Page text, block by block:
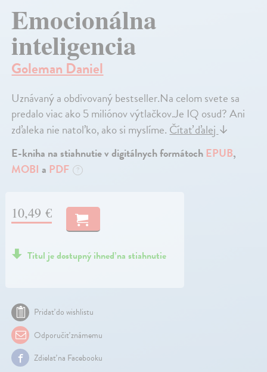
Emocionálna
inteligencia
Goleman Daniel
Uznávaný a obdivovaný bestseller.Na celom svete sa
predalo viac ako 5 miliónov výtlačkov.Je IQ osud? Ani
zďaleka nie natoľko, ako si myslíme.Čítať ďalej↓
E-kniha na stiahnutie v digitálnych formátochEPUB,
MOBI a PDF ?
10,49 €
Titul je dostupný ihneď na stiahnutie
Pridať do wishlistu
Odporučiť známemu
Zdielať na Facebooku